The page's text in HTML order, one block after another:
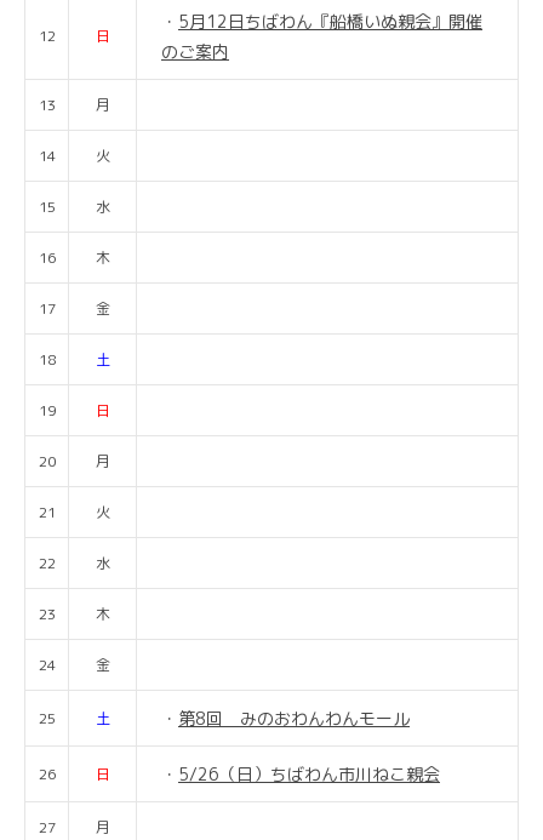
12 日
5月12日ちばわん『船橋いぬ親会』開催
のご案内
13 月
14 火
15 水
16 木
17 金
18 土
19 日
20 月
21 火
22 水
23 木
24 金
25 土 第8回 みのおわんわんモール
26 日 5/26（日）ちばわん市川ねこ親会
27 月